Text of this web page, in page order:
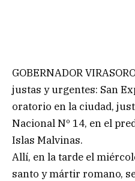
GOBERNADOR
justas y urgentes: San
oratorio en la ciudad,
Nacional Nº 14, en el
Islas Malvinas.
Allí, en la tarde el
santo y mártir romano,